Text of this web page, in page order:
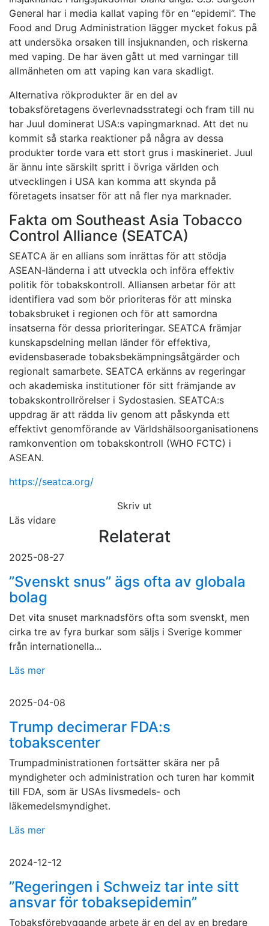
General har i media kallat vaping för en “epidemi”. The
Food and Drug Administration lägger mycket fokus på
att undersöka orsaken till insjuknanden, och riskerna
med vaping. De har även gått ut med varningar till
allmänheten om att vaping kan vara skadligt.
Alternativa rökprodukter är en del av
tobaksföretagens överlevnadsstrategi och fram till nu
har Juul dominerat USA:s vapingmarknad. Att det nu
kommit så starka reaktioner på några av dessa
produkter torde vara ett stort grus i maskineriet. Juul
är ännu inte särskilt spritt i övriga världen och
utvecklingen i USA kan komma att skynda på
företagets insatser för att nå fler nya marknader.
Fakta om Southeast Asia Tobacco
Control Alliance (SEATCA)
SEATCA är en allians som inrättas för att stödja
ASEAN-länderna i att utveckla och införa effektiv
politik för tobakskontroll. Alliansen arbetar för att
identifiera vad som bör prioriteras för att minska
tobaksbruket i regionen och för att samordna
insatserna för dessa prioriteringar. SEATCA främjar
kunskapsdelning mellan länder för effektiva,
evidensbaserade tobaksbekämpningsåtgärder och
regionalt samarbete. SEATCA erkänns av regeringar
och akademiska institutioner för sitt främjande av
tobakskontrollrörelser i Sydostasien. SEATCA:s
uppdrag är att rädda liv genom att påskynda ett
effektivt genomförande av Världshälsoorganisationens
ramkonvention om tobakskontroll (WHO FCTC) i
ASEAN.
https://seatca.org/
Skriv ut
Läs vidare
Relaterat
2025-08-27
”Svenskt snus” ägs ofta av globala
bolag
Det vita snuset marknadsförs ofta som svenskt, men
cirka tre av fyra burkar som säljs i Sverige kommer
från internationella...
Läs mer
2025-04-08
Trump decimerar FDA:s
tobakscenter
Trumpadministrationen fortsätter skära ner på
myndigheter och administration och turen har kommit
till FDA, som är USAs livsmedels- och
läkemedelsmyndighet.
Läs mer
2024-12-12
”Regeringen i Schweiz tar inte sitt
ansvar för tobaksepidemin”
Tobaksförebyggande arbete är en del av en bredare